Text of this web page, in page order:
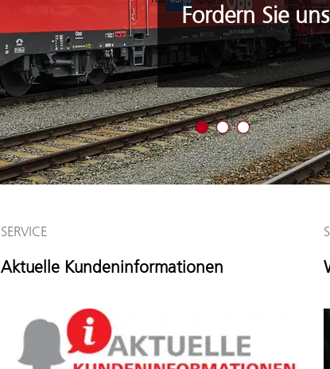
Fordern Sie
Zeige Angebot 1
Zeige Angebot 2
Zeige Angebot 3
SERVICE
Aktuelle Kundeninformationen